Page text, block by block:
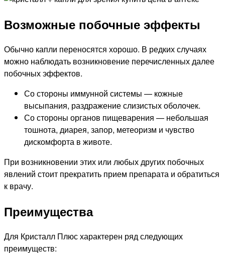
Возможные побочные эффекты
Обычно капли переносятся хорошо. В редких случаях
можно наблюдать возникновение перечисленных далее
побочных эффектов.
Со стороны иммунной системы — кожные
высыпания, раздражение слизистых оболочек.
Со стороны органов пищеварения — небольшая
тошнота, диарея, запор, метеоризм и чувство
дискомфорта в животе.
При возникновении этих или любых других побочных
явлений стоит прекратить прием препарата и обратиться
к врачу.
Преимущества
Для Кристалл Плюс характерен ряд следующих
преимуществ: